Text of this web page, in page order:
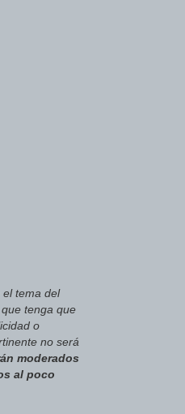
tema del
tenga que
o
no será
moderados
al poco